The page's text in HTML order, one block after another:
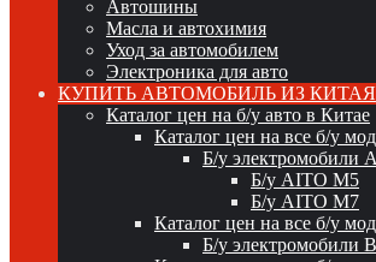
Автошины
Масла и автохимия
Уход за автомобилем
Электроника для авто
КУПИТЬ АВТОМОБИЛЬ ИЗ КИТАЯ
Каталог цен на б/у авто в Китае
Каталог цен на все б/у
Б/у электромобили
Б/у AITO M5
Б/у AITO M7
Каталог цен на все б/у
Б/у электромобили